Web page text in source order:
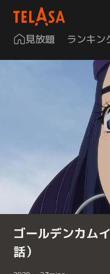
見放題 ランキン
ゴールデンカム
話）